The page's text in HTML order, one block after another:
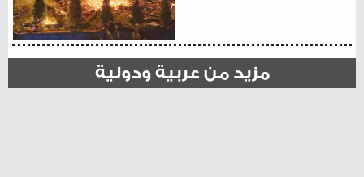
مزيد من عربية ودولية